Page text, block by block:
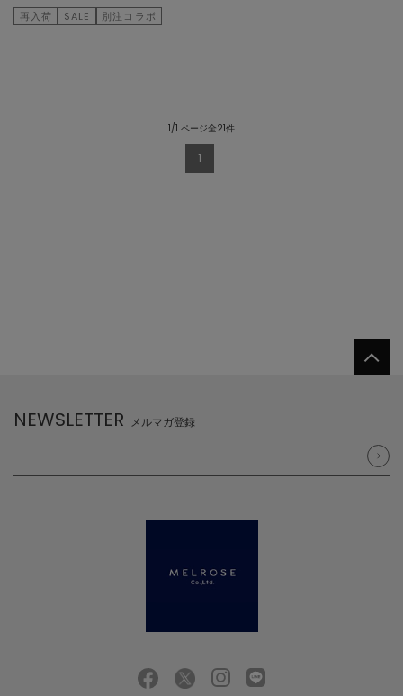
再入荷 SALE 別注コラボ
1/1 ページ全21件
1
NEWSLETTER メルマガ登録